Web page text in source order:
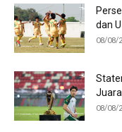
dan
08/08/
08/08/